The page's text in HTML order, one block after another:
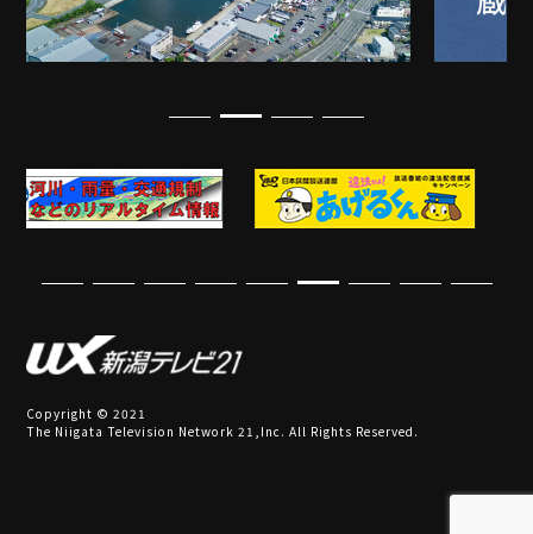
Copyright © 2021
The Niigata Television Network 21,Inc. All Rights Reserved.